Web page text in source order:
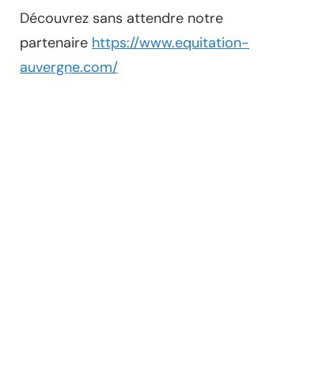
Découvrez sans attendre notre
partenaire https://www.equitation-
auvergne.com/